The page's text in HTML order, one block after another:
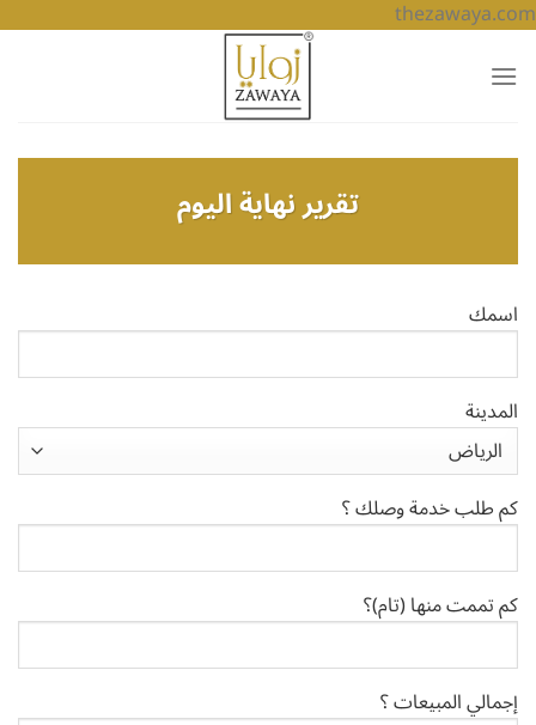
thezawaya.com
تقرير نهاية اليوم
اسمك
المدينة
كم طلب خدمة وصلك ؟
كم تممت منها (تام)؟
إجمالي المبيعات ؟